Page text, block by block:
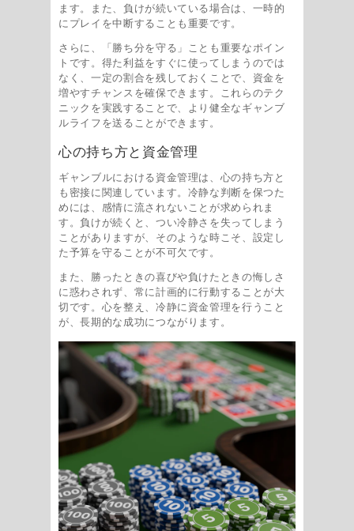
ます。また、負けが続いている場合は、一時的
にプレイを中断することも重要です。
さらに、「勝ち分を守る」ことも重要なポイン
トです。得た利益をすぐに使ってしまうのでは
なく、一定の割合を残しておくことで、資金を
増やすチャンスを確保できます。これらのテク
ニックを実践することで、より健全なギャンブ
ルライフを送ることができます。
心の持ち方と資金管理
ギャンブルにおける資金管理は、心の持ち方と
も密接に関連しています。冷静な判断を保つた
めには、感情に流されないことが求められま
す。負けが続くと、つい冷静さを失ってしまう
ことがありますが、そのような時こそ、設定し
た予算を守ることが不可欠です。
また、勝ったときの喜びや負けたときの悔しさ
に惑わされず、常に計画的に行動することが大
切です。心を整え、冷静に資金管理を行うこと
が、長期的な成功につながります。